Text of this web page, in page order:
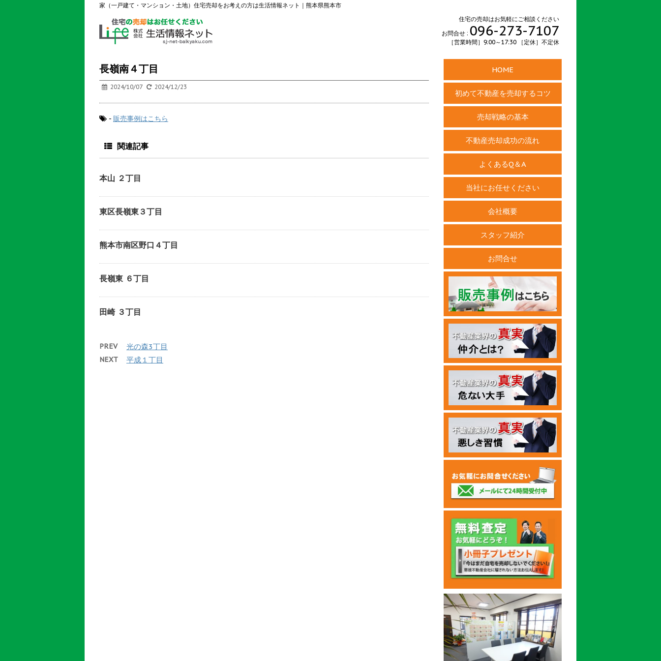
家（一戸建て・マンション・土地）住宅売却をお考えの方は生活情報ネット｜熊本県熊本市
住宅の売却はお気軽にご相談ください
お問合せ : 096-273-7107
［営業時間］9:00～17:30 ［定休］不定休
長嶺南４丁目
2024/10/07 2024/12/23
- 販売事例はこちら
関連記事
本山 ２丁目
東区長嶺東３丁目
熊本市南区野口４丁目
長嶺東 ６丁目
田崎 ３丁目
PREV 光の森3丁目
NEXT 平成１丁目
HOME
初めて不動産を売却するコツ
売却戦略の基本
不動産売却成功の流れ
よくあるQ＆A
当社にお任せください
会社概要
スタッフ紹介
お問合せ